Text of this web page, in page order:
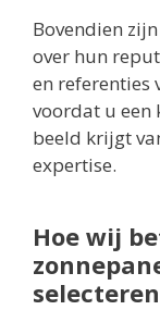
Bovendien
over hun
en referenties
voordat u een
beeld krijgt
expertise.
Hoe wij